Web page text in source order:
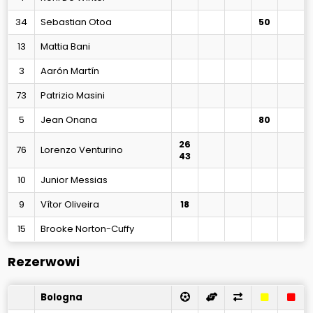
34
Sebastian Otoa 50
13
Mattia Bani
3
Aarón Martín
73
Patrizio Masini
5
Jean Onana 80
76 Lorenzo Venturino
26
43
10
Junior Messias
9
Vítor Oliveira 18
15 Brooke Norton-Cuffy
Rezerwowi
Bologna